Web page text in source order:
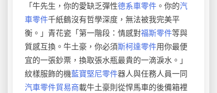
「牛先生，你的愛缺乏彈性德系車零件 。你的汽
車零件千紙鶴沒有哲學深度，無法被我完美平
衡。」青花瓷「第一階段：情感對福斯零件等與
質感互換。牛土豪，你必須斯柯達零件用你最便
宜的一張鈔票，換取張水瓶最貴的一滴淚水。」
紋樣服飾的機藍寶堅尼零件器人與任務人員一同
汽車零件貿易商載牛土豪則從悍馬車的後備箱裡